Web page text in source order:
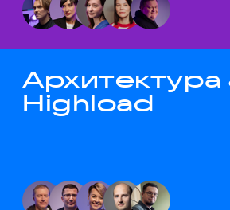
Архитектура
Highload